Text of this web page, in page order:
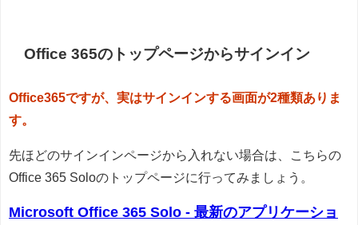
Office 365のトップページからサインイン
Office365ですが、実はサインインする画面が2種類ありま
す。
先ほどのサインインページから入れない場合は、こちらの
Office 365 Soloのトップページに行ってみましょう。
Microsoft Office 365 Solo - 最新のアプリケーショ